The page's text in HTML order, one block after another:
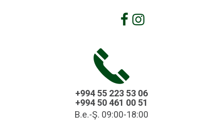
+994 55 223 53 06
+994 50 461 00 51
B.e.-Ş. 09:00-18:00